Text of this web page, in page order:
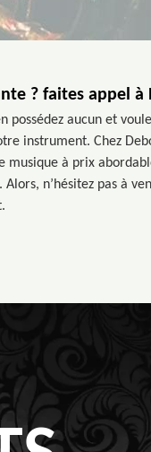
? faites appel
possédez aucun et
instrument. Chez
musique à prix
n’hésitez pas à